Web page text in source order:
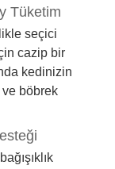
Tüketim
seçici
cazip bir
kedinizin
ve böbrek